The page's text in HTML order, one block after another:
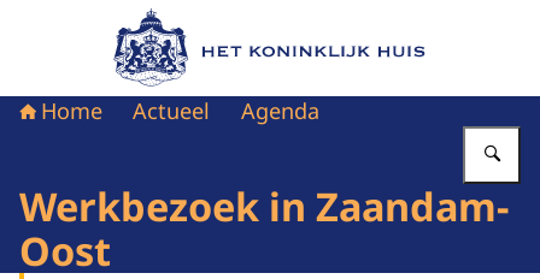
Naar de homepage van Het Koninklijk Huis
Home Actueel Agenda
Werkbezoek in Zaandam-
Oost